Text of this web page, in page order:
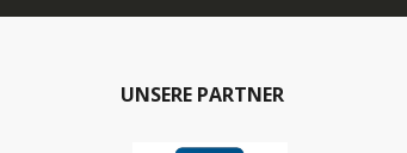
UNSERE PARTNER